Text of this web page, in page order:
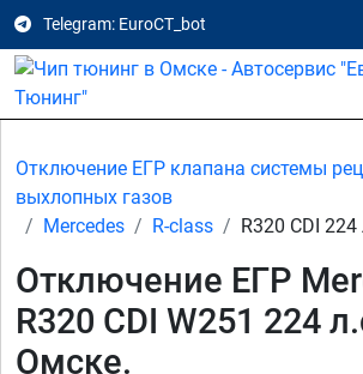
Telegram: EuroCT_bot
Отключение ЕГР клапана системы
выхлопных газов
Mercedes
R-class R320 CDI 224
Отключение ЕГР
R320 CDI W251 224
Омске.